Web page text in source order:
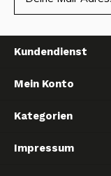
Kundendienst
Mein Konto
Kategorien
Impressum